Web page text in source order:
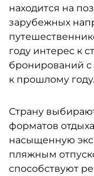
находится на
зарубежных
году интерес к
бронирований с
к прошлому году.
Страну
форматов
насыщенную
пляжным
способствуют